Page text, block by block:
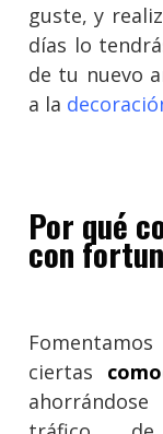
guste, y
días lo
de tu nuevo
a la
Por qué
con
ciertas